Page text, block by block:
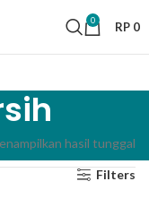
0 RP 0
hasil tunggal
Filters